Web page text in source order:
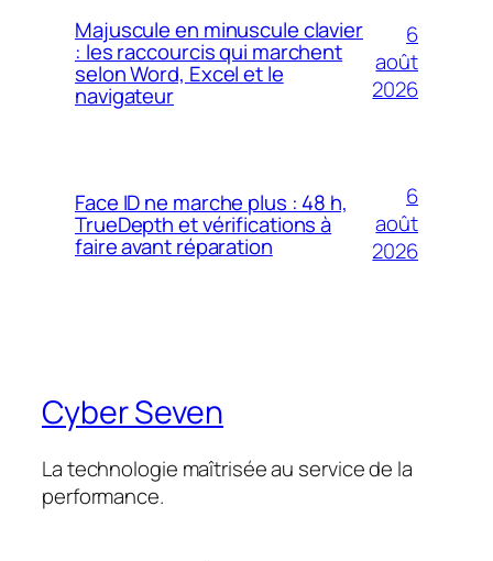
Majuscule en minuscule clavier
: les raccourcis qui marchent
selon Word, Excel et le
navigateur
6
août
2026
Face ID ne marche plus : 48 h,
TrueDepth et vérifications à
faire avant réparation
6
août
2026
Cyber Seven
La technologie maîtrisée au service de la
performance.